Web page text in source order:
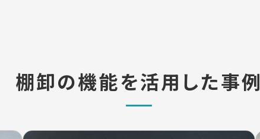
棚卸の機能を活用した事例